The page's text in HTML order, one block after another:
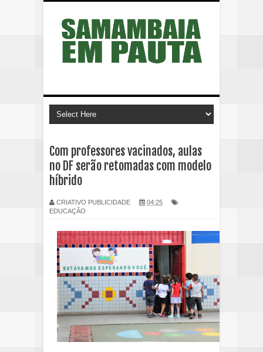
Com professores vacinados, aulas
no DF serão retomadas com modelo
híbrido
CRIATIVO PUBLICIDADE
04:25
EDUCAÇÃO